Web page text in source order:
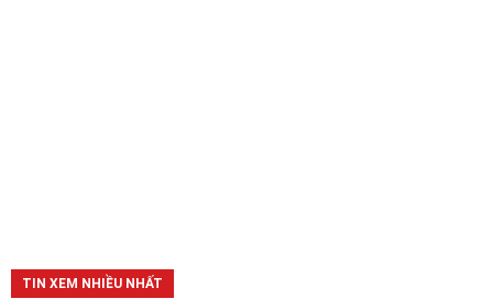
TIN XEM NHIỀU NHẤT